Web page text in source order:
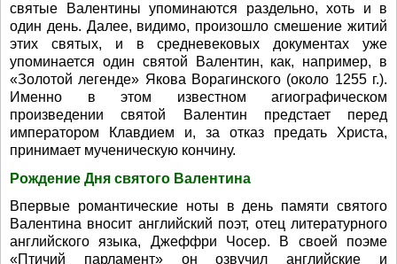
святые Валентины упоминаются раздельно, хоть и в
один день. Далее, видимо, произошло смешение житий
этих святых, и в средневековых документах уже
упоминается один святой Валентин, как, например, в
«Золотой легенде» Якова Ворагинского (около 1255 г.).
Именно в этом известном агиографическом
произведении святой Валентин предстает перед
императором Клавдием и, за отказ предать Христа,
принимает мученическую кончину.
Рождение Дня святого Валентина
Впервые романтические ноты в день памяти святого
Валентина вносит английский поэт, отец литературного
английского языка, Джеффри Чосер. В своей поэме
«Птичий парламент» он озвучил английские и